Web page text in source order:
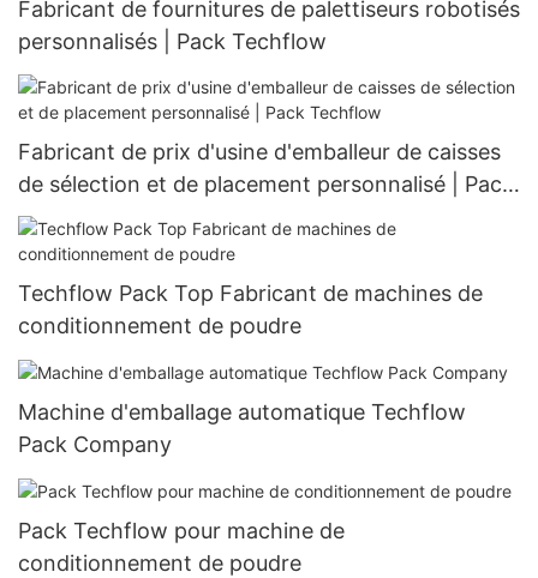
Fabricant de fournitures de palettiseurs robotisés
personnalisés | Pack Techflow
Fabricant de prix d'usine d'emballeur de caisses
de sélection et de placement personnalisé | Pack
Techflow
Techflow Pack Top Fabricant de machines de
conditionnement de poudre
Machine d'emballage automatique Techflow
Pack Company
Pack Techflow pour machine de
conditionnement de poudre